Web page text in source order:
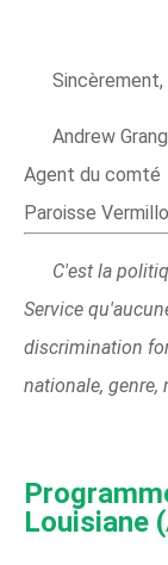
Sincèrement,
Andrew
Agent du comté
Paroisse
C'est la
Service
discrimination
nationale, genre,
Louisiane